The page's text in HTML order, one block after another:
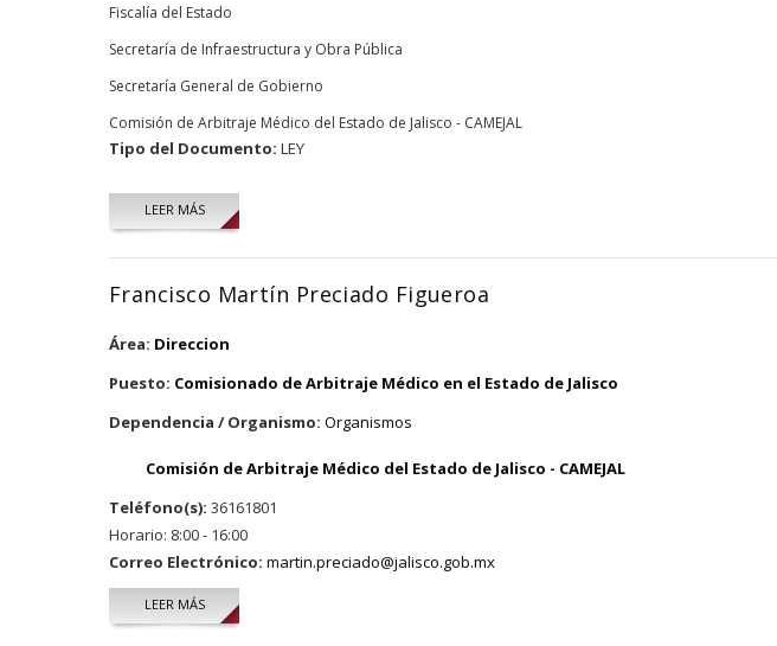
Fiscalía del Estado
Secretaría de Infraestructura y Obra Pública
Secretaría General de Gobierno
Comisión de Arbitraje Médico del Estado de Jalisco - CAMEJAL
Tipo del Documento: LEY
LEER MÁS
Francisco Martín Preciado Figueroa
Área: Direccion
Puesto: Comisionado de Arbitraje Médico en el Estado de Jalisco
Dependencia / Organismo: Organismos
Comisión de Arbitraje Médico del Estado de Jalisco - CAMEJAL
Teléfono(s): 36161801
Horario: 8:00 - 16:00
Correo Electrónico: martin.preciado@jalisco.gob.mx
LEER MÁSSOBRE FRANCISCO MARTÍN PRECIADO FIGUEROA